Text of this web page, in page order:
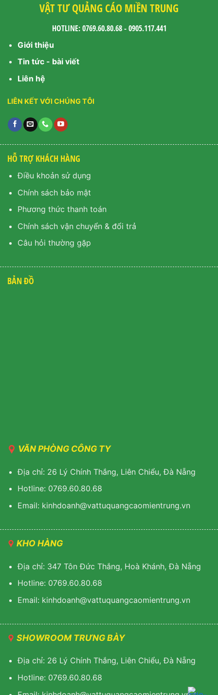
VẬT TƯ QUẢNG CÁO MIỀN TRUNG
HOTLINE: 0769.60.80.68 - 0905.117.441
Giới thiệu
Tin tức - bài viết
Liên hệ
LIÊN KẾT VỚI CHÚNG TÔI
HỖ TRỢ KHÁCH HÀNG
Điều khoản sử dụng
Chính sách bảo mật
Phương thức thanh toán
Chính sách vận chuyển & đổi trả
Câu hỏi thường gặp
BẢN ĐỒ
VĂN PHÒNG CÔNG TY
Địa chỉ: 26 Lý Chính Thắng, Liên Chiểu, Đà Nẵng
Hotline: 0769.60.80.68
Email: kinhdoanh@vattuquangcaomientrung.vn
KHO HÀNG
Địa chỉ: 347 Tôn Đức Thắng, Hoà Khánh, Đà Nẵng
Hotline: 0769.60.80.68
Email: kinhdoanh@vattuquangcaomientrung.vn
SHOWROOM TRƯNG BÀY
Địa chỉ: 26 Lý Chính Thắng, Liên Chiểu, Đà Nẵng
Hotline: 0769.60.80.68